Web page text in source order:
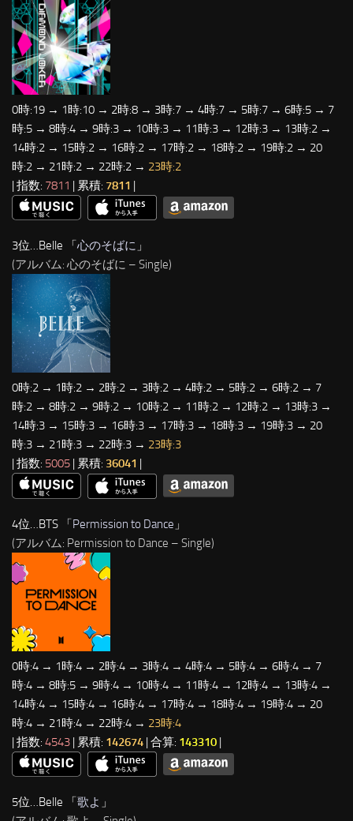
0時:19 → 1時:10 → 2時:8 → 3時:7 → 4時:7 → 5時:7 → 6時:5 → 7
時:5 → 8時:4 → 9時:3 → 10時:3 → 11時:3 → 12時:3 → 13時:2 →
14時:2 → 15時:2 → 16時:2 → 17時:2 → 18時:2 → 19時:2 → 20
時:2 → 21時:2 → 22時:2 → 23時:2
| 指数: 7811 | 累積: 7811 |
3位…Belle 「 心のそばに 」
(アルバム: 心のそばに – Single)
0時:2 → 1時:2 → 2時:2 → 3時:2 → 4時:2 → 5時:2 → 6時:2 → 7
時:2 → 8時:2 → 9時:2 → 10時:2 → 11時:2 → 12時:2 → 13時:3 →
14時:3 → 15時:3 → 16時:3 → 17時:3 → 18時:3 → 19時:3 → 20
時:3 → 21時:3 → 22時:3 → 23時:3
| 指数: 5005 | 累積: 36041
4位…BTS 「Permission to Dance 」
(アルバム: Permission to Dance – Single)
0時:4 → 1時:4 → 2時:4 → 3時:4 → 4時:4 → 5時:4 → 6時:4 → 7
時:4 → 8時:5 → 9時:4 → 10時:4 → 11時:4 → 12時:4 → 13時:4 →
14時:4 → 15時:4 → 16時:4 → 17時:4 → 18時:4 → 19時:4 → 20
時:4 → 21時:4 → 22時:4 → 23時:4
| 指数: 4543 | 累積: 142674 | 合算: 143310 |
5位…Belle 「歌よ 」